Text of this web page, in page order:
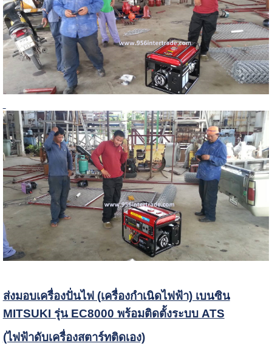
ส่งมอบเครื่องปั่นไฟ (เครื่องกำเนิดไฟฟ้า) เบนซิน
MITSUKI รุ่น EC8000 พร้อมติดตั้งระบบ ATS
(ไฟฟ้าดับเครื่องสตาร์ทติดเอง)